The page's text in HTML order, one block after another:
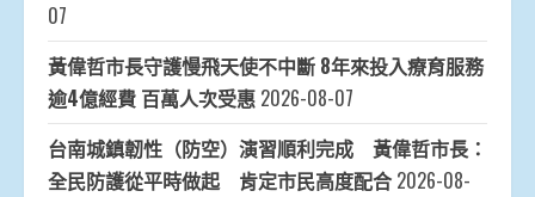
07
黃偉哲市長守護慢飛天使不中斷 8年來投入療育服務
逾4億經費 百萬人次受惠 2026-08-07
台南城鎮韌性（防空）演習順利完成 黃偉哲市長：
全民防護從平時做起 肯定市民高度配合 2026-08-